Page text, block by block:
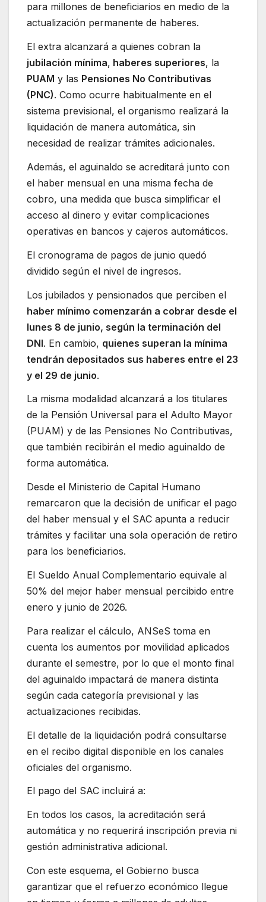
para millones de beneficiarios en medio de la
actualización permanente de haberes.
El extra alcanzará a quienes cobran la
jubilación mínima, haberes superiores, la
PUAM y las Pensiones No Contributivas
(PNC). Como ocurre habitualmente en el
sistema previsional, el organismo realizará la
liquidación de manera automática, sin
necesidad de realizar trámites adicionales.
Además, el aguinaldo se acreditará junto con
el haber mensual en una misma fecha de
cobro, una medida que busca simplificar el
acceso al dinero y evitar complicaciones
operativas en bancos y cajeros automáticos.
El cronograma de pagos de junio quedó
dividido según el nivel de ingresos.
Los jubilados y pensionados que perciben el
haber mínimo comenzarán a cobrar desde el
lunes 8 de junio, según la terminación del
DNI. En cambio, quienes superan la mínima
tendrán depositados sus haberes entre el 23
y el 29 de junio.
La misma modalidad alcanzará a los titulares
de la Pensión Universal para el Adulto Mayor
(PUAM) y de las Pensiones No Contributivas,
que también recibirán el medio aguinaldo de
forma automática.
Desde el Ministerio de Capital Humano
remarcaron que la decisión de unificar el pago
del haber mensual y el SAC apunta a reducir
trámites y facilitar una sola operación de retiro
para los beneficiarios.
El Sueldo Anual Complementario equivale al
50% del mejor haber mensual percibido entre
enero y junio de 2026.
Para realizar el cálculo, ANSeS toma en
cuenta los aumentos por movilidad aplicados
durante el semestre, por lo que el monto final
del aguinaldo impactará de manera distinta
según cada categoría previsional y las
actualizaciones recibidas.
El detalle de la liquidación podrá consultarse
en el recibo digital disponible en los canales
oficiales del organismo.
El pago del SAC incluirá a:
En todos los casos, la acreditación será
automática y no requerirá inscripción previa ni
gestión administrativa adicional.
Con este esquema, el Gobierno busca
garantizar que el refuerzo económico llegue